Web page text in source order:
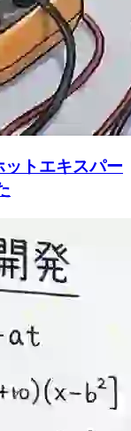
トエキスパー